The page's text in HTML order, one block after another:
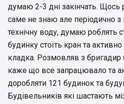
думаю 2-3 дні закінчать. Щось
саме не знаю але періодично
технічну воду, думаю роблять
будинку стоїть кран та
кладка. Розмовляв з бригадир
каже що все запрацювало та
доробляти 121 будинок та
Будівельників які шастають